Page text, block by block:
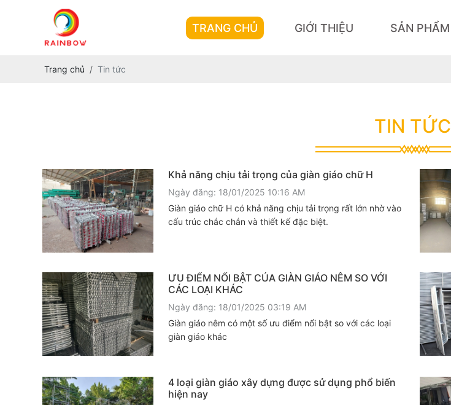
TRANG CHỦ GIỚI THIỆU SẢN PHẨM
Trang chủ Tin tức
TIN TỨC
Khả năng chịu tải trọng của giàn giáo chữ H
Ngày đăng: 18/01/2025 10:16 AM
Giàn giáo chữ H có khả năng chịu tải trọng rất lớn nhờ vào
cấu trúc chắc chắn và thiết kế đặc biệt.
ƯU ĐIỂM NỔI BẬT CỦA GIÀN GIÁO NÊM SO VỚI
CÁC LOẠI KHÁC
Ngày đăng: 18/01/2025 03:19 AM
Giàn giáo nêm có một số ưu điểm nổi bật so với các loại
giàn giáo khác
4 loại giàn giáo xây dựng được sử dụng phổ biến
hiện nay